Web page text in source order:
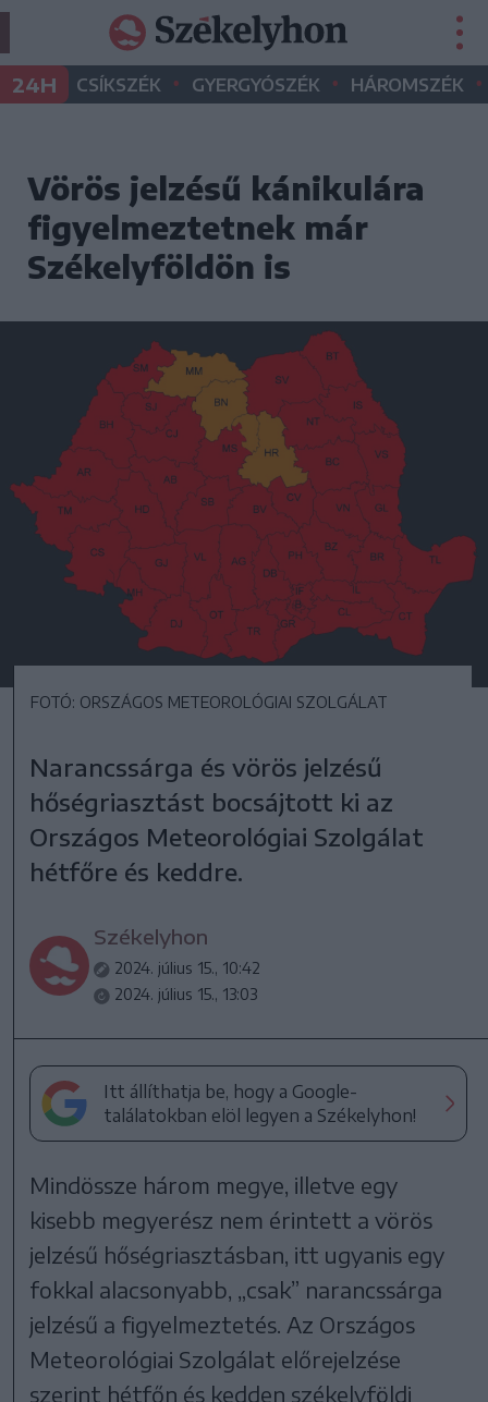
24H CSÍKSZÉK • GYERGYÓSZÉK • HÁROMSZÉK •
Vörös jelzésű kánikulára
figyelmeztetnek már
Székelyföldön is
FOTÓ: ORSZÁGOS METEOROLÓGIAI SZOLGÁLAT
Narancssárga és vörös jelzésű
hőségriasztást bocsájtott ki az
Országos Meteorológiai Szolgálat
hétfőre és keddre.
Székelyhon
2024. július 15., 10:42
2024. július 15., 13:03
Itt állíthatja be, hogy a Google-
találatokban elöl legyen a Székelyhon!
Mindössze három megye, illetve egy
kisebb megyerész nem érintett a vörös
jelzésű hőségriasztásban, itt ugyanis egy
fokkal alacsonyabb, „csak” narancssárga
jelzésű a figyelmeztetés. Az Országos
Meteorológiai Szolgálat előrejelzése
szerint hétfőn és kedden székelyföldi